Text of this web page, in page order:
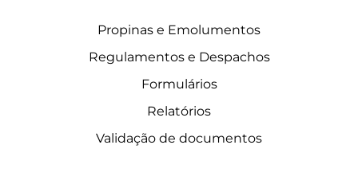
Propinas e Emolumentos
Regulamentos e Despachos
Formulários
Relatórios
Validação de documentos